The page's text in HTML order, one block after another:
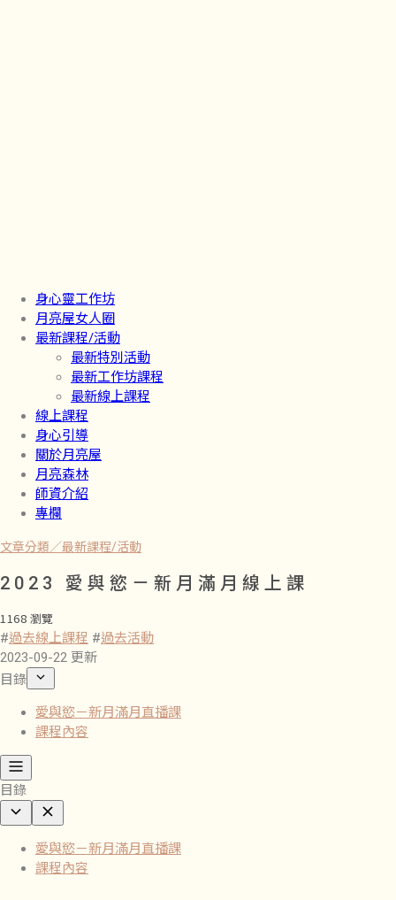
身心靈工作坊
月亮屋女人圈
最新課程/活動
最新特別活動
最新工作坊課程
最新線上課程
線上課程
身心引導
關於月亮屋
月亮森林
師資介紹
專欄
文章分類／最新課程/活動
2023 愛與慾－新月滿月線上課
1168 瀏覽
#過去線上課程 #過去活動
2023-09-22 更新
目錄
愛與慾－新月滿月直播課
課程內容
目錄
愛與慾－新月滿月直播課
課程內容